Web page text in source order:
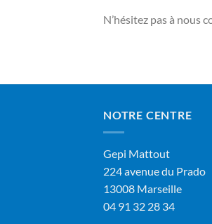
N’hésitez pas à nous
NOTRE CENTRE
Gepi Mattout
224 avenue du Prado
13008 Marseille
04 91 32 28 34